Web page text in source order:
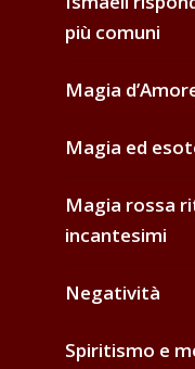
più comuni
Magia
Magia ed
Magia rossa
incantesimi
Negatività
Spiritismo e